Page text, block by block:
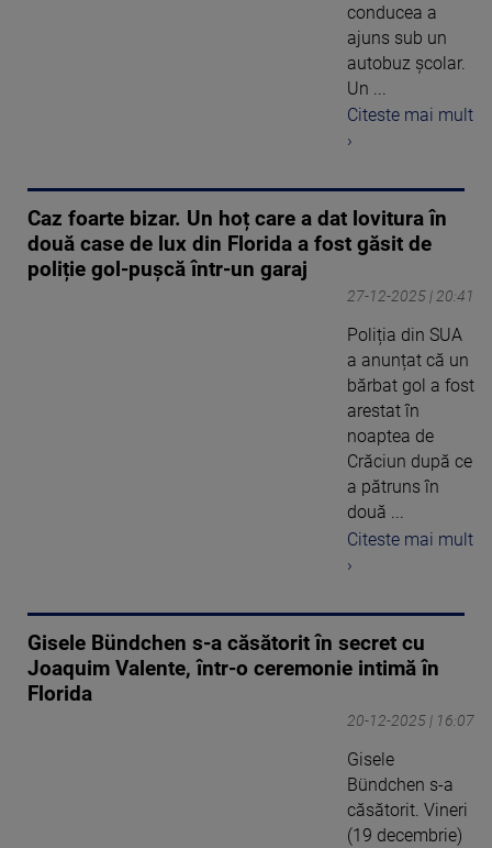
conducea a
ajuns sub un
autobuz școlar.
Un ...
Citeste mai mult
›
Caz foarte bizar. Un hoț care a dat lovitura în
două case de lux din Florida a fost găsit de
poliție gol-pușcă într-un garaj
27-12-2025 | 20:41
Poliția din SUA
a anunțat că un
bărbat gol a fost
arestat în
noaptea de
Crăciun după ce
a pătruns în
două ...
Citeste mai mult
›
Gisele Bündchen s-a căsătorit în secret cu
Joaquim Valente, într-o ceremonie intimă în
Florida
20-12-2025 | 16:07
Gisele
Bündchen s-a
căsătorit. Vineri
(19 decembrie)